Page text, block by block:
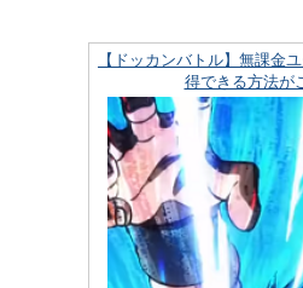
【ドッカンバトル】無課金
得できる方法が